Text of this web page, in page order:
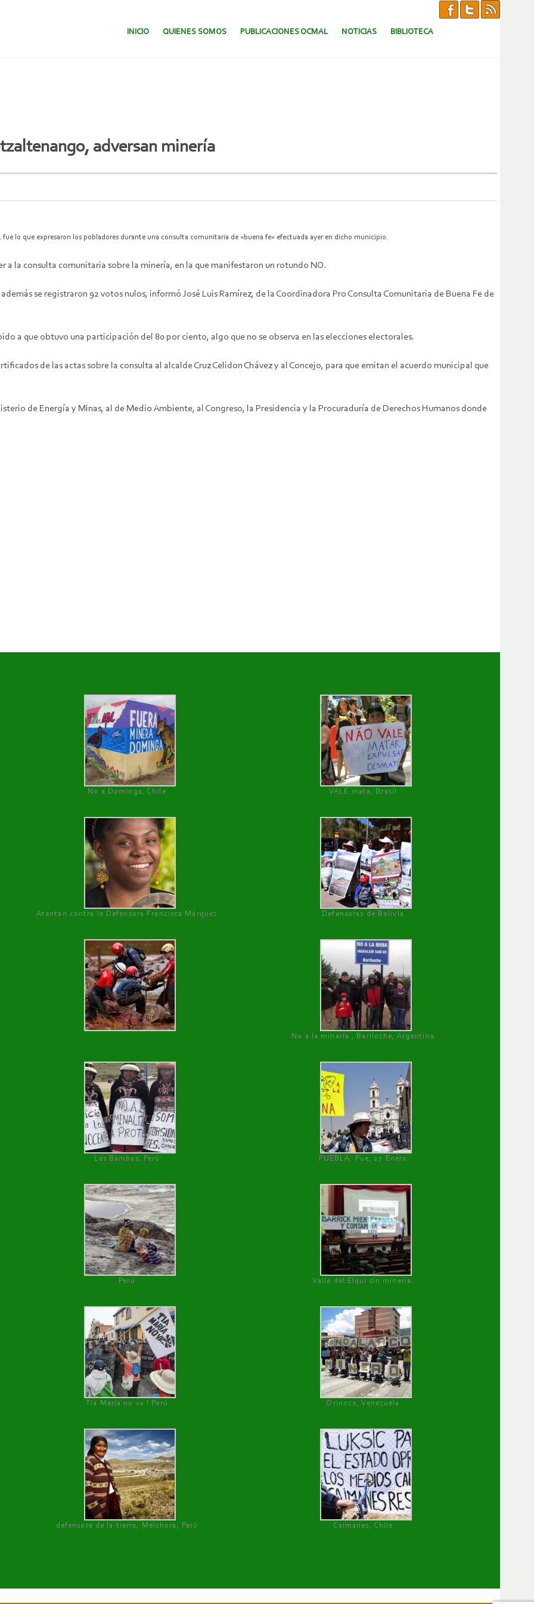
SALTAR AL CONTENIDO.
INICIO QUIENES SOMOS PUBLICACIONES OCMAL NOTICIAS BIBLIOTECA
adversan minería
lo que expresaron los pobladores durante una consulta comunitaria de «buena fe» efectuada ayer en dicho municipio.
a la consulta comunitaria sobre la minería, en la que manifestaron un rotundo NO.
se registraron 92 votos nulos, informó José Luis Ramírez, de la Coordinadora Pro Consulta Comunitaria de Buena Fe de
a que obtuvo una participación del 80 por ciento, algo que no se observa en las elecciones electorales.
de las actas sobre la consulta al alcalde Cruz Celidon Chávez y al Concejo, para que emitan el acuerdo municipal que
de Energía y Minas, al de Medio Ambiente, al Congreso, la Presidencia y la Procuraduría de Derechos Humanos donde
No a Dominga, Chile
VALE mata, Brasil
Atentan contra la Defensora Francisca Márquez Defensoras de Bolivia
No a la minería , Bariloche, Argentina
Las Bambas, Perú PUEBLA, Pue, 27 Enero
Perú Valle del Elqui sin minería.
Tía María no va ! Perú Orinoco, Venezuela
defensora de la tierra, Melchora, Perú Caimanes, Chile